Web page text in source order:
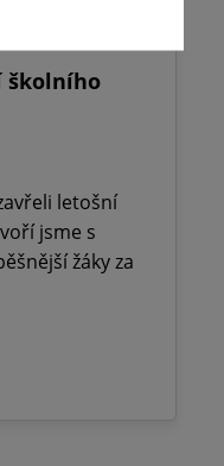
školního
letošní
jsme s
žáky za